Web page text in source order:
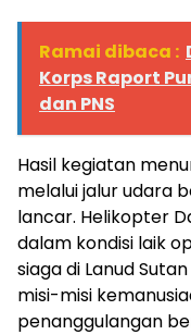
Ramai dibaca :
Korps Raport
dan PNS
Hasil kegiatan
melalui jalur udara
lancar. Helikopter
dalam kondisi laik
siaga di Lanud
misi-misi
penanggulangan